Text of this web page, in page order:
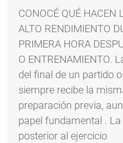
CONOCÉ QUÉ HACEN
ALTO RENDIMIENTO
PRIMERA HORA
O ENTRENAMIENTO.
del final de un partido
siempre recibe la
preparación previa,
papel fundamental .
posterior al ejercicio